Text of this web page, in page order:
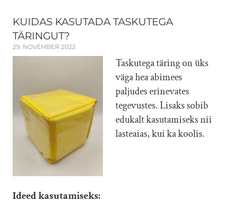
KUIDAS KASUTADA TASKUTEGA
TÄRINGUT?
29. NOVEMBER 2022
Taskutega täring on üks
väga hea abimees
paljudes erinevates
tegevustes. Lisaks sobib
edukalt kasutamiseks nii
lasteaias, kui ka koolis.
Ideed kasutamiseks: